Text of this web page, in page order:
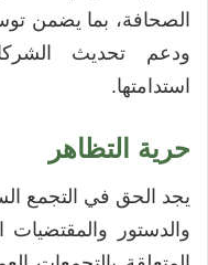
الصحافة، بما يضمن
ودعم تحديث
استدامتها.
حرية التظاهر
يجد الحق في التجمع
والدستور والمقتضيات